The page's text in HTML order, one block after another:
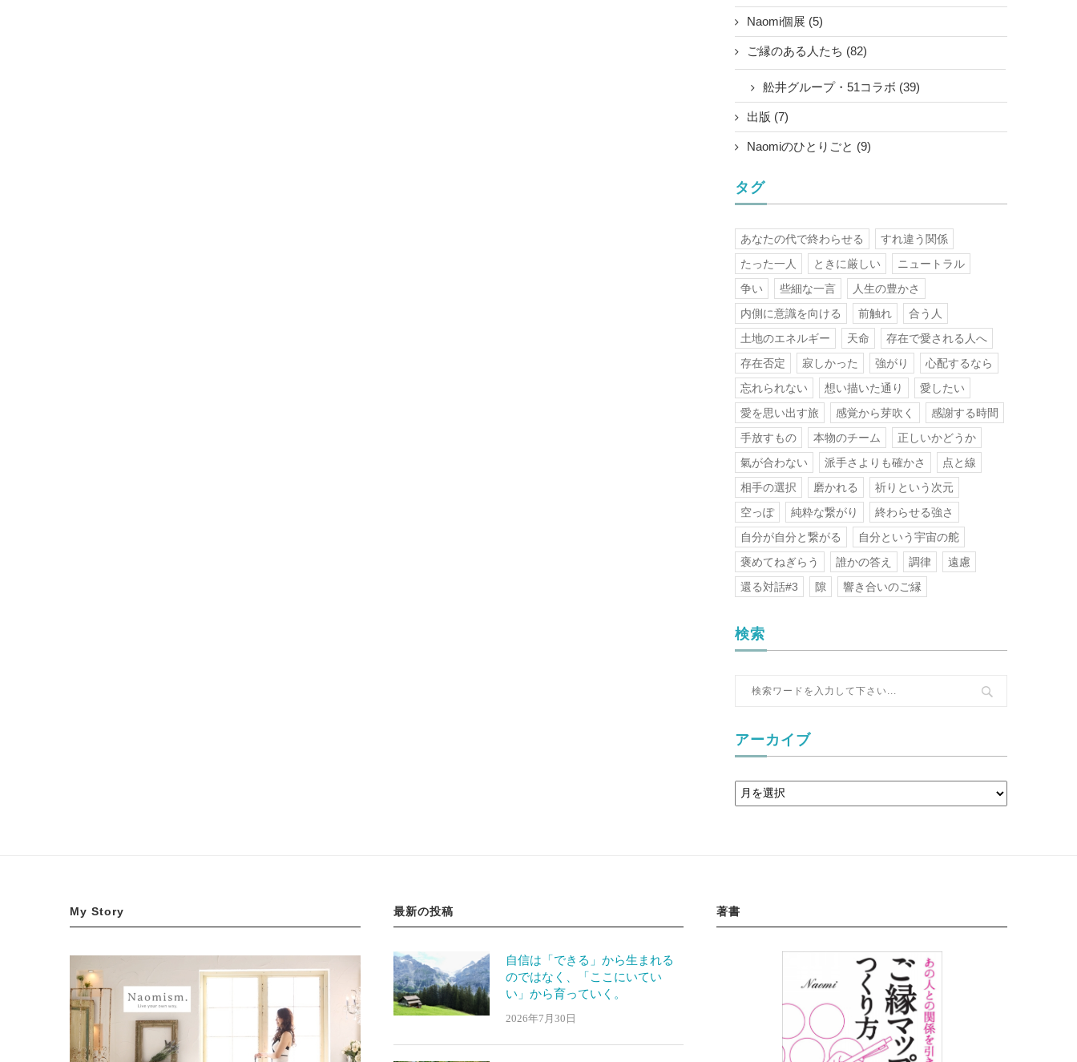
Naomi個展 (5)
ご縁のある人たち (82)
舩井グループ・51コラボ (39)
出版 (7)
Naomiのひとりごと (9)
タグ
あなたの代で終わらせる
すれ違う関係
たった一人
ときに厳しい
ニュートラル
争い
些細な一言
人生の豊かさ
内側に意識を向ける
前触れ
合う人
土地のエネルギー
天命
存在で愛される人へ
存在否定
寂しかった 強がり
心配するなら
忘れられない
想い描いた通り
愛したい
愛を思い出す旅
感覚から芽吹く
感謝する時間
手放すもの
本物のチーム
正しいかどうか
氣が合わない
派手さよりも確かさ
点と線
相手の選択
磨かれる
祈りという次元
空っぽ
純粋な繋がり
終わらせる強さ
自分が自分と繋がる
自分という宇宙の舵
褒めてねぎらう
誰かの答え 調律
遠慮
還る対話#3
隙 響き合いのご縁
検索
アーカイブ
My Story 最新の投稿
自信は「できる」から生まれる
のではなく、「ここにいてい
い」から育っていく。
2026年7月30日
著書